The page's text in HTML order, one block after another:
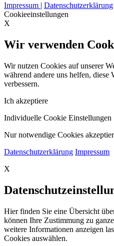
Impressum | Datenschutzerklärung
Cookieeinstellungen
X
Wir verwenden
Wir nutzen Cookies auf unserer
während andere uns helfen, diese
verbessern.
Ich akzeptiere
Individuelle Cookie Einstellungen
Nur notwendige Cookies
Datenschutzerklärung Impressum
X
Hier finden Sie eine Übersicht
können Ihre Zustimmung zu
weitere Informationen anzeigen
Cookies auswählen.